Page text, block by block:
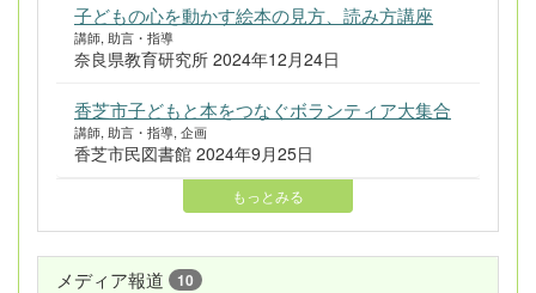
子どもの心を動かす絵本の見方、読み方講座
講師, 助言・指導
奈良県教育研究所 2024年12月24日
香芝市子どもと本をつなぐボランティア大集合
講師, 助言・指導, 企画
香芝市民図書館 2024年9月25日
もっとみる
メディア報道 10